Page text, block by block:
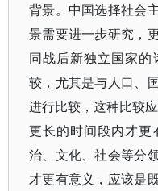
背景。中国选择社会
景需要进一步研究，
同战后新独立国家
较，尤其是与人口、
进行比较，这种比较
更长的时间段内才更
治、文化、社会等分
才更有意义，应该是